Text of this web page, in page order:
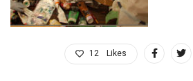
12 Likes